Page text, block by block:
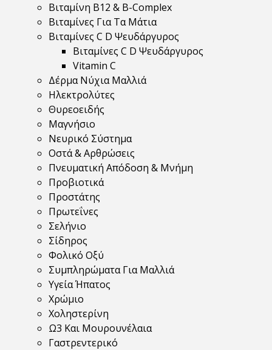
Βιταμίνη B12 & Β-Complex
Βιταμίνες Για Τα Μάτια
Βιταμίνες C D Ψευδάργυρος
Βιταμίνες C D Ψευδάργυρος
Vitamin C
Δέρμα Νύχια Μαλλιά
Ηλεκτρολύτες
Θυρεοειδής
Μαγνήσιο
Νευρικό Σύστημα
Οστά & Αρθρώσεις
Πνευματική Απόδοση & Μνήμη
Προβιοτικά
Προστάτης
Πρωτεΐνες
Σελήνιο
Σίδηρος
Φολικό Οξύ
Συμπληρώματα Για Μαλλιά
Υγεία Ήπατος
Χρώμιο
Χοληστερίνη
Ω3 Και Μουρουνέλαια
Γαστρεντερικό